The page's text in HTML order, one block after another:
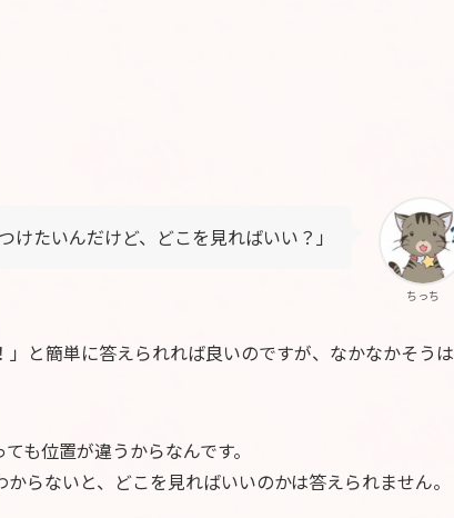
ちっち
けたいんだけど、どこを見ればいい？」
と簡単に答えられれば良いのですが、なかなかそうは
も位置が違うからなんです。
らないと、どこを見ればいいのかは答えられません。